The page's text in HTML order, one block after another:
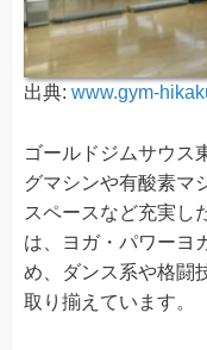
出典: www.gym-
ゴールドジムサウス
グマシンや有酸素マ
スペースなど充実し
は、ヨガ・パワーヨ
め、ダンス系や格闘
取り揃えています。